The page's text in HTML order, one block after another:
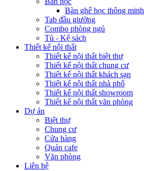
Bàn ghế học thông minh
Tab đầu giường
Combo phòng ngủ
Tủ - Kệ sách
Thiết kế nội thất
Thiết kế nội thất biệt thự
Thiết kế nội thất chung cư
Thiết kế nội thất khách sạn
Thiết kế nội thất nhà phố
Thiết kế nội thất showroom
Thiết kế nội thất văn phòng
Dự án
Biệt thự
Chung cư
Cửa hàng
Quán cafe
Văn phòng
Liên hệ